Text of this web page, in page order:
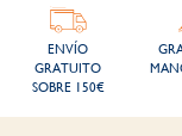
ENVÍO
GRATUITO
SOBRE 150€